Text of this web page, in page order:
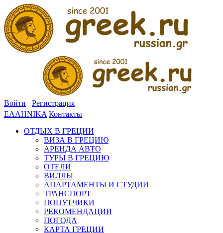
Войти
Регистрация
ΕΛΛΗΝΙΚΑ Контакты
ОТДЫХ В ГРЕЦИИ
ВИЗА В ГРЕЦИЮ
АРЕНДА АВТО
ТУРЫ В ГРЕЦИЮ
ОТЕЛИ
ВИЛЛЫ
АПАРТАМЕНТЫ И СТУДИИ
ТРАНСПОРТ
ПОПУТЧИКИ
РЕКОМЕНДАЦИИ
ПОГОДА
КАРТА ГРЕЦИИ